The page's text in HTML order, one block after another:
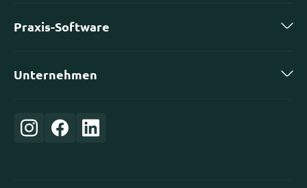
Orthopädie
Praxis-Software
Evident
Unternehmen
Login